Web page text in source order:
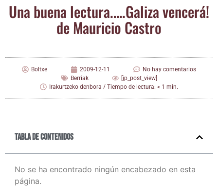
Una bue­na lectura.….Galiza ven­ce­rá!
de Mau­ri­cio Castro
Boltxe 2009-12-11
No hay comentarios
Berriak
[jp_post_view]
Irakurtzeko denbora / Tiempo de lectura: < 1 min.
Tabla de contenidos
No se ha encontrado ningún encabezado en esta
página.